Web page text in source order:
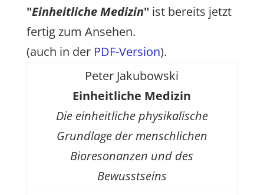
"Einheitliche Medizin" ist bereits jetzt
fertig zum Ansehen.
(auch in der PDF-Version).
Peter Jakubowski
Einheitliche Medizin
Die einheitliche physikalische
Grundlage der menschlichen
Bioresonanzen und des
Bewusstseins